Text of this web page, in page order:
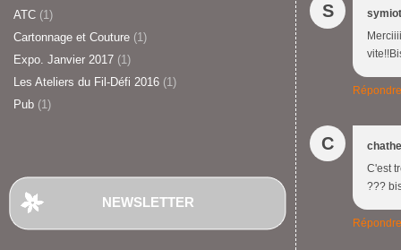
ATC (1)
Cartonnage et Couture (1)
Expo. Janvier 2017 (1)
Les Ateliers du Fil-Défi 2016 (1)
Pub (1)
NEWSLETTER
S
Répondre
C
C'est
???
Répondre